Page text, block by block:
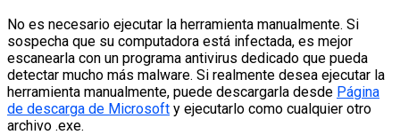
No es necesario ejecutar la herramienta manualmente. Si
sospecha que su computadora está infectada, es mejor
escanearla con un programa antivirus dedicado que pueda
detectar mucho más malware. Si realmente desea ejecutar la
herramienta manualmente, puede descargarla desde Página
de descarga de Microsoft y ejecutarlo como cualquier otro
archivo .exe.